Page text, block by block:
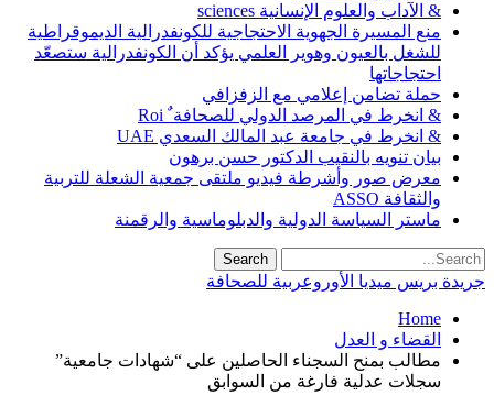
& الآداب والعلوم الإنسانية sciences
منع المسيرة الجهوية الاحتجاجية للكونفدرالية الديموقراطية
للشغل بالعيون وهوير العلمي يؤكد أن الكونفدرالية ستصعّد
احتجاجاتها
حملة تضامن إعلامي مع الزفزافي
& انخرط في المرصد الدولي للصحافة ٌ Roi
& انخرط في جامعة عبد المالك السعدي UAE
بيان تنويه بالنقيب الدكتور حسن برهون
معرض صور وأشرطة فيديو ملتقى جمعية الشعلة للتربية
والثقافة ASSO
ماستر السياسة الدولية والدبلوماسية والرقمنة
جريدة بريس ميديا الأوروعربية للصحافة
Home
القضاء و العدل
مطالب بمنح السجناء الحاصلين على “شهادات جامعية”
سجلات عدلية فارغة من السوابق